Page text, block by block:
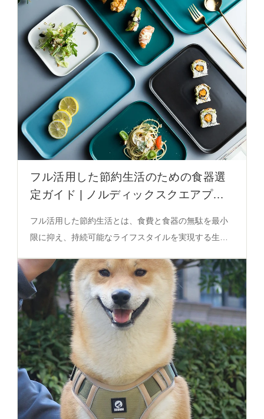
フル活用した節約生活のための食器選
定ガイド | ノルディックスクエアプレ
フル活用した節約生活とは、食費と食器の無駄を最小
限に抑え、持続可能なライフスタイルを実現する生活
ズや構造により、朝食、夕食、スナックなど多様なシ
ーンで食器の無駄を削減し、視覚的安定感を提供しま